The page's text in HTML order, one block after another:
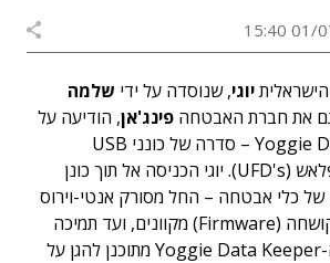
01/07/
יוגי, שנוסדה על ידי שלמה
את חברת האבטחה פינג'אן, הודיעה על
השקת Yoggie Data Keeper – סדרה של כונני USB
מאובטחים מבוססי פלאש (UFD's). יוגי הכניסה אל תוך כונן
כלי אבטחה – החל מסורק אנטי-וירוס
מובנה, דרך עדכוני קושחה (Firmware) מקוונים, ועד תמיכה
בסיסמאות מרובות. ה-Yoggie Data Keeper מתוכנן להגן על